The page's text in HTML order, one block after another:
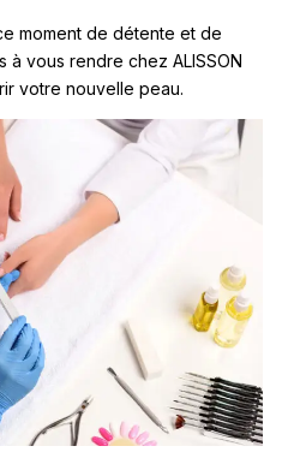
moment de détente et de
à vous rendre chez ALISSON
votre nouvelle peau.